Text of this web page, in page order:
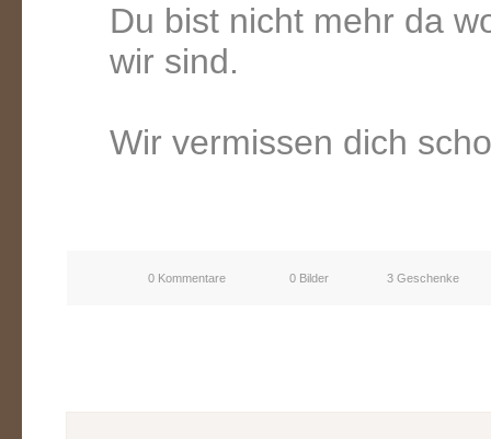
Du bist nicht mehr da
wir sind.
Wir vermissen dich
0 Kommentare 0 Bilder 3 Geschenke